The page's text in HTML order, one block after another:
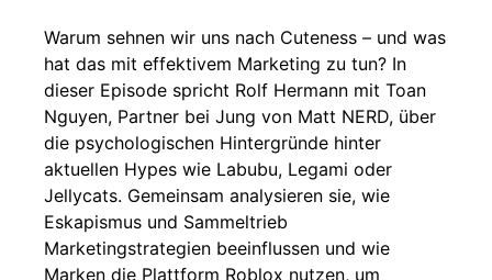
Warum sehnen wir uns nach Cuteness – und was
hat das mit effektivem Marketing zu tun? In
dieser Episode spricht Rolf Hermann mit Toan
Nguyen, Partner bei Jung von Matt NERD, über
die psychologischen Hintergründe hinter
aktuellen Hypes wie Labubu, Legami oder
Jellycats. Gemeinsam analysieren sie, wie
Eskapismus und Sammeltrieb
Marketingstrategien beeinflussen und wie
Marken die Plattform Roblox nutzen, um